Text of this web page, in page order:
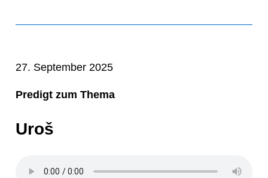
27. September 2025
Predigt zum Thema
Uroš